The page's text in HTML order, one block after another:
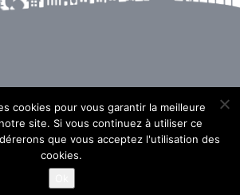
cookies pour vous garantir la meilleure
site. Si vous continuez à utiliser ce
que vous acceptez l'utilisation des
cookies.